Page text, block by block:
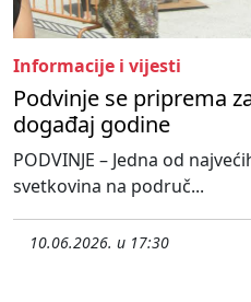
Informacije i vijesti
Podvinje se priprema
događaj godine
PODVINJE – Jedna od
svetkovina na područ...
10.06.2026. u 17:30